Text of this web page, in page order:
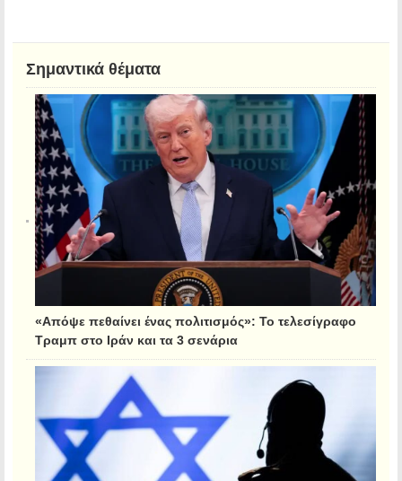
Σημαντικά θέματα
«Απόψε πεθαίνει ένας πολιτισμός»: Το τελεσίγραφο
Τραμπ στο Ιράν και τα 3 σενάρια